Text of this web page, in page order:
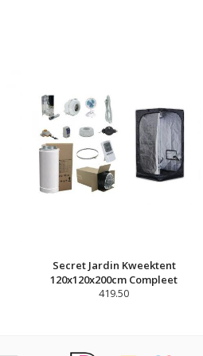
Secret Jardin Kweektent
120x120x200cm Compleet
419.50